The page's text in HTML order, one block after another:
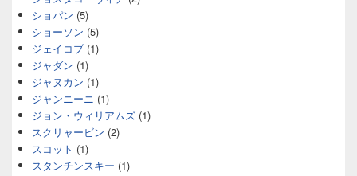
ショパン (5)
ショーソン (5)
ジェイコブ (1)
ジャダン (1)
ジャヌカン (1)
ジャンニーニ (1)
ジョン・ウィリアムズ (1)
スクリャービン (2)
スコット (1)
スタンチンスキー (1)